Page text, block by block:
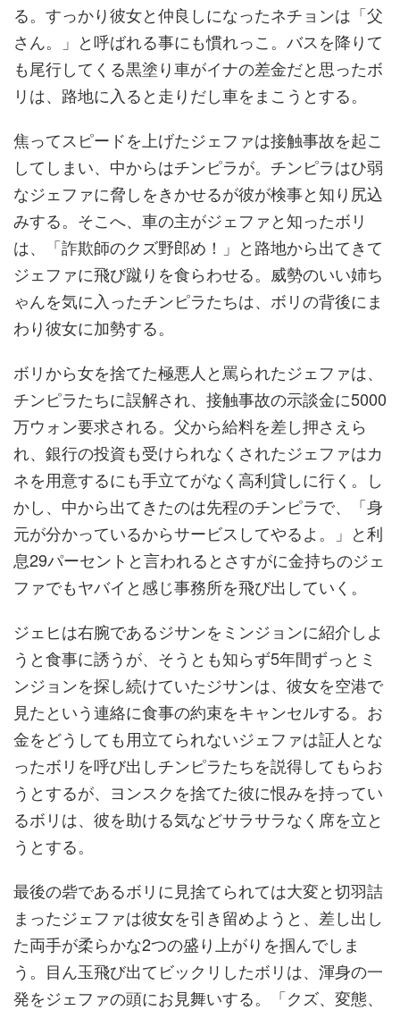
る。すっかり彼女と仲良しになったネチョンは「父
さん。」と呼ばれる事にも慣れっこ。バスを降りて
も尾行してくる黒塗り車がイナの差金だと思ったボ
リは、路地に入ると走りだし車をまこうとする。
焦ってスピードを上げたジェファは接触事故を起こ
してしまい、中からはチンピラが。チンピラはひ弱
なジェファに脅しをきかせるが彼が検事と知り尻込
みする。そこへ、車の主がジェファと知ったボリ
は、「詐欺師のクズ野郎め！」と路地から出てきて
ジェファに飛び蹴りを食らわせる。威勢のいい姉ち
ゃんを気に入ったチンピラたちは、ボリの背後にま
わり彼女に加勢する。
ボリから女を捨てた極悪人と罵られたジェファは、
チンピラたちに誤解され、接触事故の示談金に5000
万ウォン要求される。父から給料を差し押さえら
れ、銀行の投資も受けられなくされたジェファはカ
ネを用意するにも手立てがなく高利貸しに行く。し
かし、中から出てきたのは先程のチンピラで、「身
元が分かっているからサービスしてやるよ。」と利
息29パーセントと言われるとさすがに金持ちのジェ
ファでもヤバイと感じ事務所を飛び出していく。
ジェヒは右腕であるジサンをミンジョンに紹介しよ
うと食事に誘うが、そうとも知らず5年間ずっとミ
ンジョンを探し続けていたジサンは、彼女を空港で
見たという連絡に食事の約束をキャンセルする。お
金をどうしても用立てられないジェファは証人とな
ったボリを呼び出しチンピラたちを説得してもらお
うとするが、ヨンスクを捨てた彼に恨みを持ってい
るボリは、彼を助ける気などサラサラなく席を立と
うとする。
最後の砦であるボリに見捨てられては大変と切羽詰
まったジェファは彼女を引き留めようと、差し出し
た両手が柔らかな2つの盛り上がりを掴んでしま
う。目ん玉飛び出てビックリしたボリは、渾身の一
発をジェファの頭にお見舞いする。「クズ、変態、